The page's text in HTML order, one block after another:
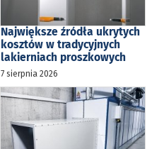
Największe źródła ukrytych
kosztów w tradycyjnych
lakierniach proszkowych
7 sierpnia 2026